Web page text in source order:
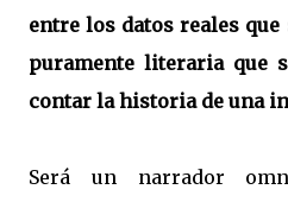
entre los datos reales
puramente literaria que
contar la historia de una
Será un narrador